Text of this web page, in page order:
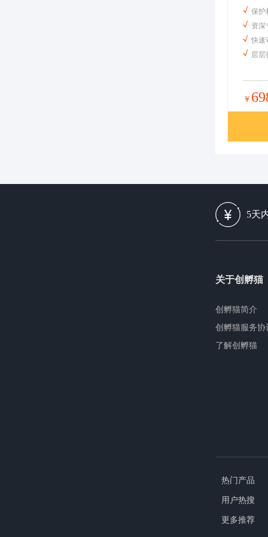
保护
资深
快速
层层
￥
5天
关于创孵猫
创孵猫简介
创孵猫服务协
了解创孵猫
热门产品
用户热搜
更多推荐